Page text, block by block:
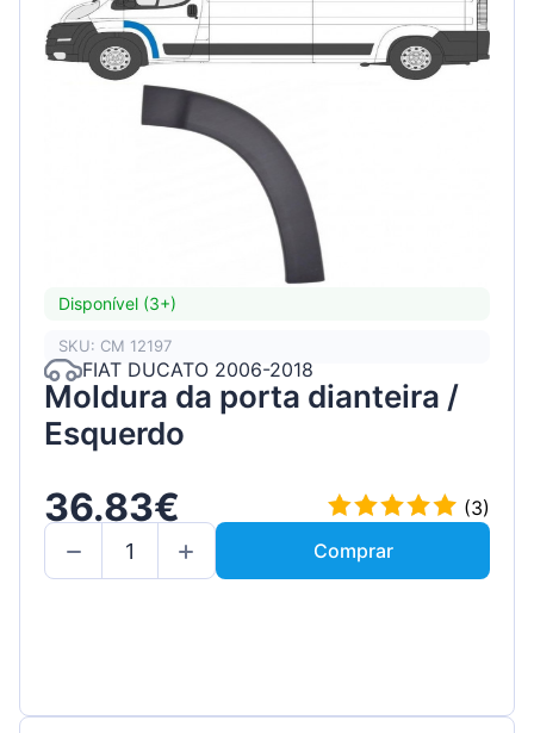
Disponível (3+)
SKU: CM 12197
FIAT DUCATO 2006-2018
Moldura da porta dianteira /
Esquerdo
36.83€
(3)
Comprar